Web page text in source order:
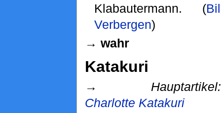
Klabautermann. (
Verbergen)
→ wahr
Katakuri
→ Hauptartikel:
Charlotte Katakuri